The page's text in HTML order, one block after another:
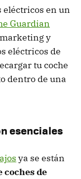
eléctricos en un
Guardian
y
eléctricos de
tu coche
dentro de una
esenciales
ya se están
de